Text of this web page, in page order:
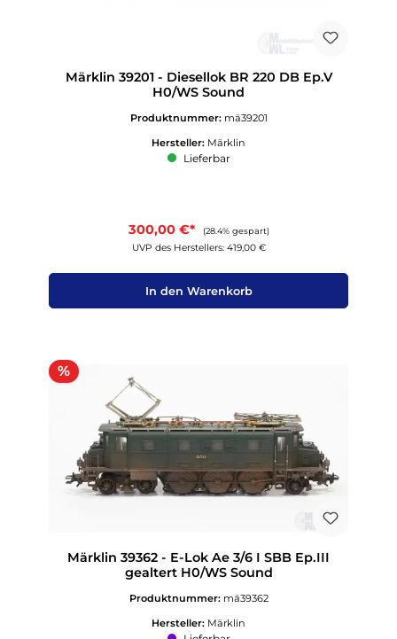
Märklin 39201 - Diesellok BR 220 DB Ep.V
H0/WS Sound
Produktnummer: mä39201
Hersteller: Märklin
Lieferbar
300,00 €* (28.4% gespart)
UVP des Herstellers: 419,00 €
In den Warenkorb
%Rabatt
Märklin 39362 - E-Lok Ae 3/6 I SBB Ep.III
gealtert H0/WS Sound
Produktnummer: mä39362
Hersteller: Märklin